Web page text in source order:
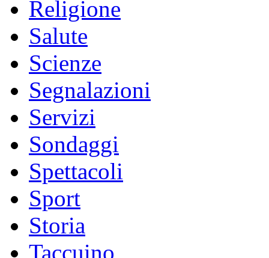
Religione
Salute
Scienze
Segnalazioni
Servizi
Sondaggi
Spettacoli
Sport
Storia
Taccuino